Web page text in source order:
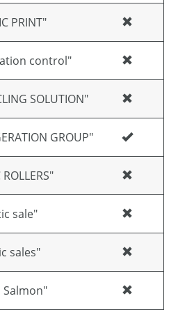
PRINT"
control"
SOLUTION"
GROUP"
sale"
sales"
Salmon"